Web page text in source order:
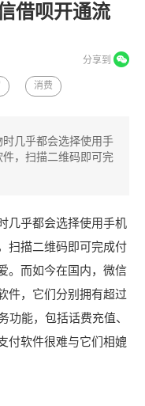
借呗开通流
分享到
消费
几乎都会选择使用手
，扫描二维码即可完
几乎都会选择使用手机
扫描二维码即可完成付
。而如今在国内，微信
件，它们分别拥有超过
功能，包括话费充值、
付软件很难与它们相媲